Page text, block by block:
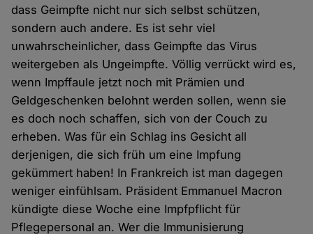
dass Geimpfte nicht nur sich selbst schützen,
sondern auch andere. Es ist sehr viel
unwahrscheinlicher, dass Geimpfte das Virus
weitergeben als Ungeimpfte. Völlig verrückt wird es,
wenn Impffaule jetzt noch mit Prämien und
Geldgeschenken belohnt werden sollen, wenn sie
es doch noch schaffen, sich von der Couch zu
erheben. Was für ein Schlag ins Gesicht all
derjenigen, die sich früh um eine Impfung
gekümmert haben! In Frankreich ist man dagegen
weniger einfühlsam. Präsident Emmanuel Macron
kündigte diese Woche eine Impfpflicht für
Pflegepersonal an. Wer die Immunisierung